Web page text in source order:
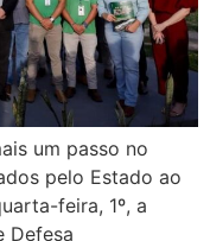
um passo no
pelo Estado ao
feira, 1º, a
Defesa